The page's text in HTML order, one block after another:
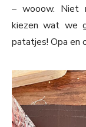
– wooow. Niet
kiezen wat we
patatjes! Opa en